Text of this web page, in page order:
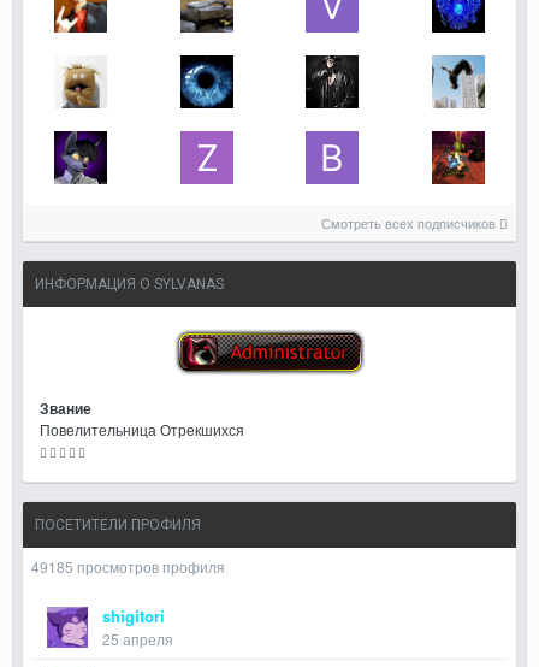
Смотреть всех подписчиков
ИНФОРМАЦИЯ О SYLVANAS
Звание
Повелительница Отрекшихся
ПОСЕТИТЕЛИ ПРОФИЛЯ
49185 просмотров профиля
shigitori
25 апреля